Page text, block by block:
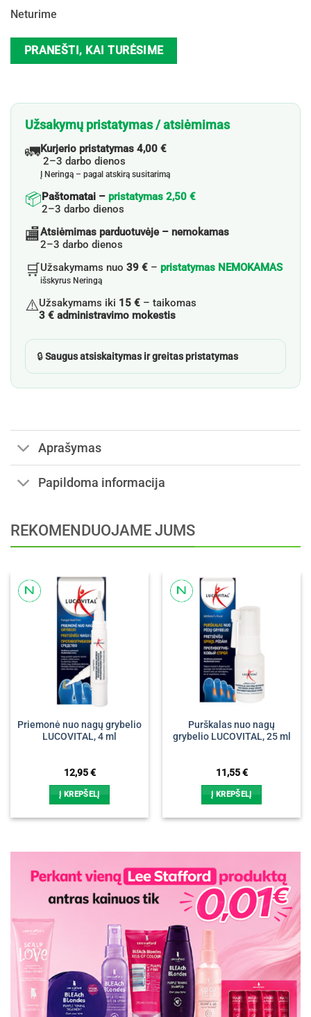
Neturime
PRANEŠTI, KAI TURĖSIME
Užsakymų pristatymas / atsiėmimas
🚛Kurjerio pristatymas 4,00 €
2–3 darbo dienos
Į Neringą – pagal atskirą susitarimą
📦Paštomatai – pristatymas 2,50 €
2–3 darbo dienos
🏬Atsiėmimas parduotuvėje – nemokamas
2–3 darbo dienos
🛒Užsakymams nuo 39 € – pristatymas NEMOKAMAS
išskyrus Neringą
⚠️Užsakymams iki 15 € – taikomas
3 € administravimo mokestis
🔒Saugus atsiskaitymas ir greitas pristatymas
Aprašymas
Papildoma informacija
REKOMENDUOJAME JUMS
Priemonė nuo nagų grybelio
LUCOVITAL, 4 ml
12,95€
Į KREPŠELĮ
Purškalas nuo nagų
grybelio LUCOVITAL, 25 ml
11,55€
Į KREPŠELĮ